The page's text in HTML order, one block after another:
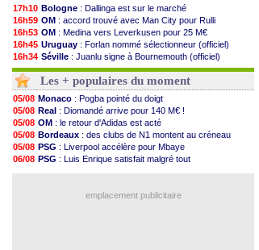
17h10 Bologne : Dallinga est sur le marché
16h59 OM : accord trouvé avec Man City pour Rulli
16h53 OM : Medina vers Leverkusen pour 25 M€
16h45 Uruguay : Forlan nommé sélectionneur (officiel)
16h34 Séville : Juanlu signe à Bournemouth (officiel)
16h21 PSG: Ndjantou heureux d'avoir rejoué
16h04
Real : Diomandé pour 140 M€ ! (officiel)
15h50 Man City: Rodri préfère le Barça au Real !
15h40
Rennes : Aït Boudlal veut rejoindre Fulham
15h18
Aston Villa: Liverpool cible aussi Konsa
15h01
OM : une approche pour Diatta
14h46
Le Havre : Diaw va signer à Lille
14h25
Trabzonspor: Salah a signé ! (officiel)
14h12
Bordeaux: les mots de Mavuba
: Mavuba n'est plus l'entraîneur (off.)
Les + populaires du moment
05/08 Monaco : Pogba pointé du doigt
05/08 Real : Diomandé arrive pour 140 M€ !
05/08 OM : le retour d'Adidas est acté
05/08 Bordeaux : des clubs de N1 montent au créneau
05/08 PSG : Liverpool accélère pour Mbaye
06/08 PSG : Luis Enrique satisfait malgré tout
emplacement publicitaire